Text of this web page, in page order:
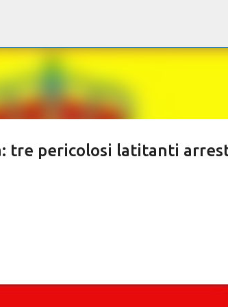
tre pericolosi latitanti